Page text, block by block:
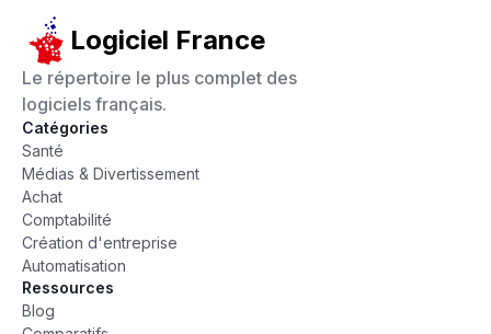
Logiciel France
Le répertoire le plus complet des
logiciels français.
Catégories
Santé
Médias & Divertissement
Achat
Comptabilité
Création d'entreprise
Automatisation
Ressources
Blog